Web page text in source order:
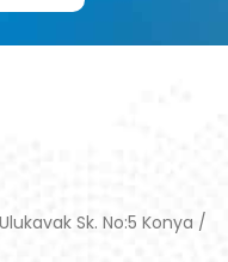
Sk. No:5 Konya /